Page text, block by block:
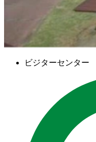
ビジターセンター